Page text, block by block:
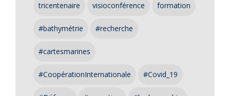
tricentenaire visioconférence formation
#bathymétrie #recherche
#cartesmarines
#CoopérationInternationale #Covid_19